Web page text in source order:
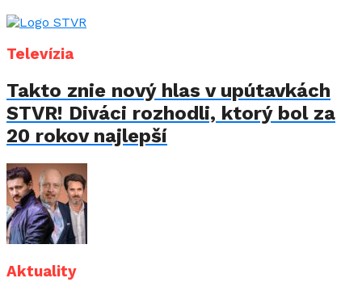
Televízia
Takto znie nový hlas v upútavkách
STVR! Diváci rozhodli, ktorý bol za
20 rokov najlepší
Aktuality